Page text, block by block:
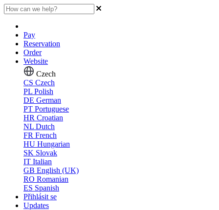
Pay
Reservation
Order
Website
Czech
CS Czech
PL Polish
DE German
PT Portuguese
HR Croatian
NL Dutch
FR French
HU Hungarian
SK Slovak
IT Italian
GB English (UK)
RO Romanian
ES Spanish
Přihlásit se
Updates